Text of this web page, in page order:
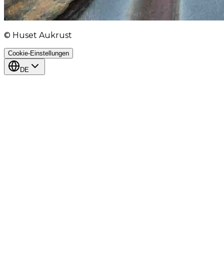
© Huset Aukrust
Cookie-Einstellungen
DE